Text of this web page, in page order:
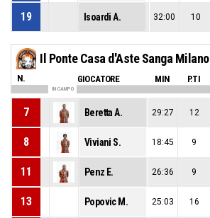
19 Isoardi A. 32:00 10
Il Ponte Casa d'Aste Sanga Milano
N. GIOCATORE MIN P.TI
IN CAMPO
7 Beretta A. 29:27 12
8 Viviani S. 18:45 9
11 Penz E. 26:36 9
13 Popovic M. 25:03 16